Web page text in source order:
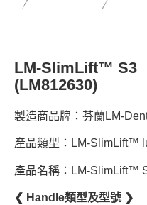
LM-SlimLift™ S3
(LM812630)
製造商品牌：芬蘭LM-
產品類型：LM-SlimLift™
產品名稱：LM-SlimLift™
❮ Handle類型及型號 ❯